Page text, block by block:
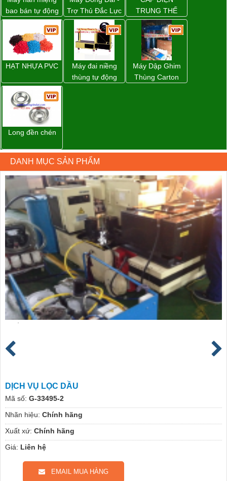
bao bán tự động
nhập khẩu
Taiwan
Trợ Thủ Đắc Lực
Cho Mọi Doanh
Nghiệp Trong
Khâu Đóng Gói
TRUNG THẾ
HẠT NHỰA PVC
Máy đai niềng
thùng tự động
Máy Dập Ghim
Thùng Carton
Long đền chén
DANH MỤC SẢN PHẨM
DỊCH VỤ LỌC DẦU
Mã số: G-33495-2
Nhãn hiệu: Chính hãng
Xuất xứ: Chính hãng
Giá: Liên hệ
EMAIL MUA HÀNG